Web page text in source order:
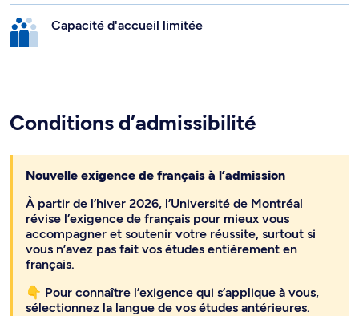
Capacité d'accueil limitée
Conditions d’admissibilité
Nouvelle exigence de français à l’admission
À partir de l’hiver 2026, l’Université de Montréal
révise l’exigence de français pour mieux vous
accompagner et soutenir votre réussite, surtout si
vous n’avez pas fait vos études entièrement en
français.
👇 Pour connaître l’exigence qui s’applique à vous,
sélectionnez la langue de vos études antérieures.